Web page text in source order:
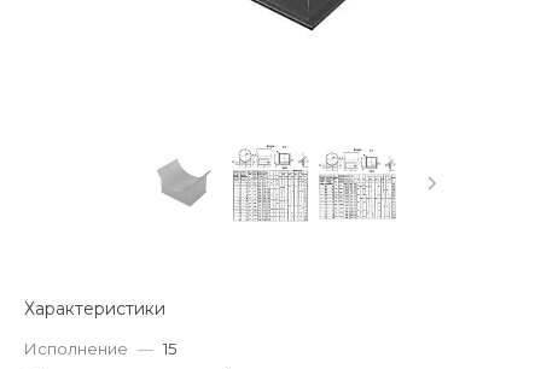
Характеристики
Исполнение — 15